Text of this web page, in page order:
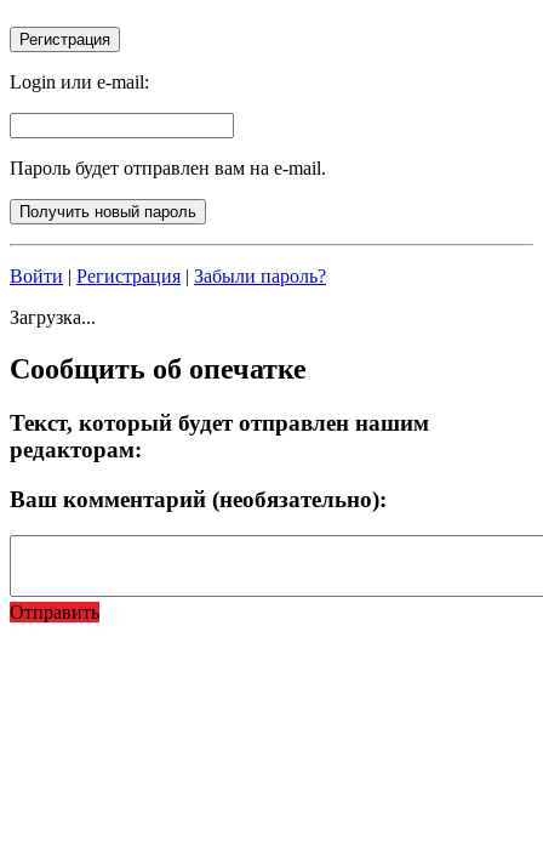
Login или e-mail:
Пароль будет отправлен вам на e-mail.
Войти | Регистрация | Забыли пароль?
Загрузка...
Сообщить об опечатке
Текст, который будет отправлен нашим
редакторам:
Ваш комментарий (необязательно):
Отправить